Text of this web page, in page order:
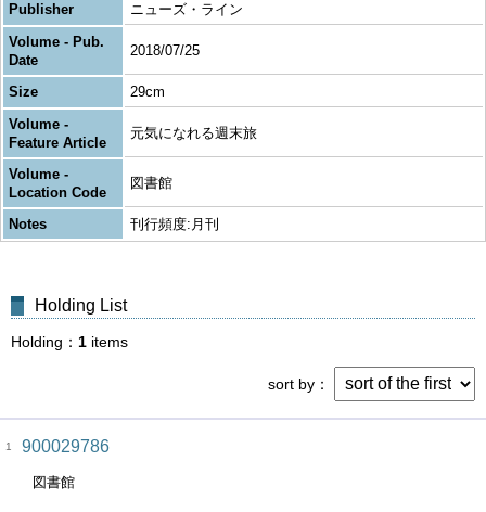
Publisher
ニューズ・ライン
Volume - Pub.
Date
2018/07/25
Size
29cm
Volume -
Feature Article
元気になれる週末旅
Volume -
Location Code
図書館
Notes 刊行頻度:月刊
Holding List
Holding 1 items
sort by
1 900029786
図書館